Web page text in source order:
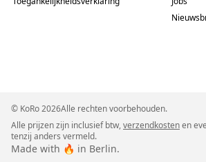
© KoRo 2026Alle rechten voorbehouden.
Alle prijzen zijn inclusief btw,verzendkostenen
tenzij anders vermeld.
Made with 🔥 in Berlin.